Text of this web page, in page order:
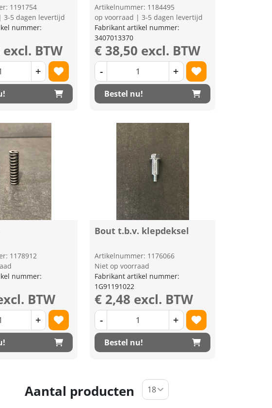
1191754
3-5 dagen levertijd
nummer:
BTW
+
Artikelnummer: 1184495
op voorraad | 3-5 dagen levertijd
Fabrikant artikel nummer:
3407013370
€ 38,50 excl. BTW
- +
Bestel nu!
1178912
nummer:
BTW
+
Bout t.b.v. klepdeksel
Artikelnummer: 1176066
Niet op voorraad
Fabrikant artikel nummer:
1G91191022
€ 2,48 excl. BTW
- +
Bestel nu!
Aantal producten